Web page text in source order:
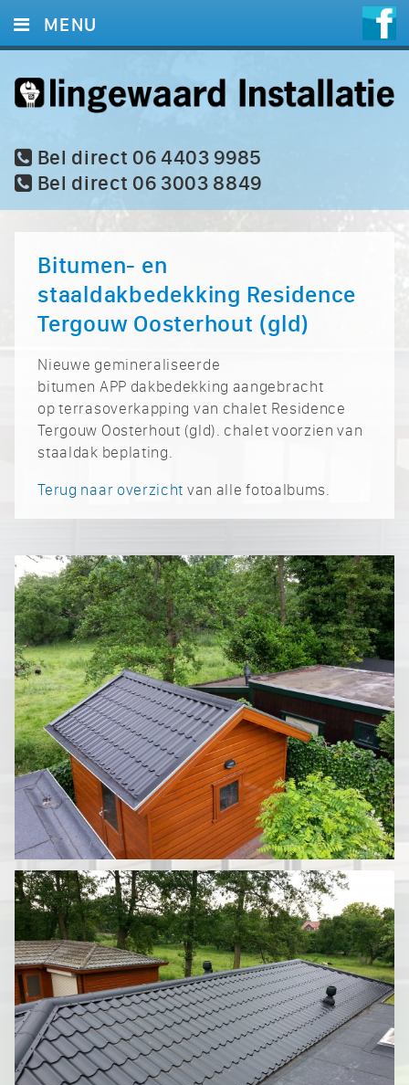
Bel direct 06 4403 9985
Bel direct 06 3003 8849
MENU
DIENSTEN
FOTO’S
REFERENTIES
CONTACT
Bitumen- en
staaldakbedekking Residence
Tergouw Oosterhout (gld)
Nieuwe gemineraliseerde
bitumen APP dakbedekking aangebracht
op terrasoverkapping van chalet Residence
Tergouw Oosterhout (gld). chalet voorzien van
staaldak beplating.
Terug naar overzicht van alle fotoalbums.